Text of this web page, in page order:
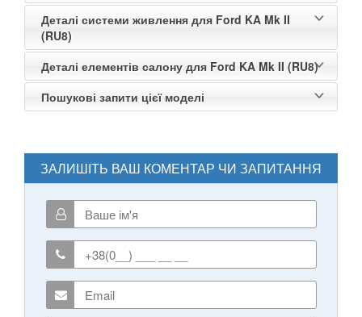
Деталі системи живлення для Ford KA Mk II
(RU8)
Деталі елементів салону для Ford KA Mk II (RU8)
Пошукові запити цієї моделі
ЗАЛИШІТЬ ВАШ КОМЕНТАР ЧИ ЗАПИТАННЯ